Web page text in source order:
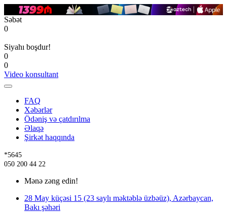
Səbət
0
Siyahı boşdur!
0
0
Video konsultant
FAQ
Xəbərlər
Ödəniş və çatdırılma
Əlaqə
Şirkət haqqında
*5645
050 200 44 22
Mənə zəng edin!
28 May küçəsi 15 (23 saylı məktəblə üzbəüz), Azərbaycan,
Bakı şəhəri